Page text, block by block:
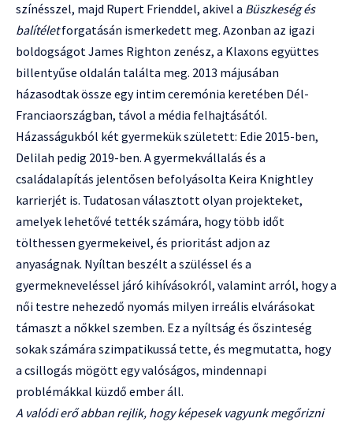
színésszel, majd Rupert Frienddel, akivel a Büszkeség és
balítéletforgatásán ismerkedett meg. Azonban az igazi
boldogságot James Righton zenész, a Klaxons együttes
billentyűse oldalán találta meg. 2013 májusában
házasodtak össze egy intim ceremónia keretében Dél-
Franciaországban, távol a média felhajtásától.
Házasságukból két gyermekük született: Edie 2015-ben,
Delilah pedig 2019-ben. A gyermekvállalás és a
családalapítás jelentősen befolyásolta Keira Knightley
karrierjét is. Tudatosan választott olyan projekteket,
amelyek lehetővé tették számára, hogy több időt
tölthessen gyermekeivel, és prioritást adjon az
anyaságnak. Nyíltan beszélt a szüléssel és a
gyermekneveléssel járó kihívásokról, valamint arról, hogy a
női testre nehezedő nyomás milyen irreális elvárásokat
támaszt a nőkkel szemben. Ez a nyíltság és őszinteség
sokak számára szimpatikussá tette, és megmutatta, hogy
a csillogás mögött egy valóságos, mindennapi
problémákkal küzdő ember áll.
A valódi erő abban rejlik, hogy képesek vagyunk megőrizni